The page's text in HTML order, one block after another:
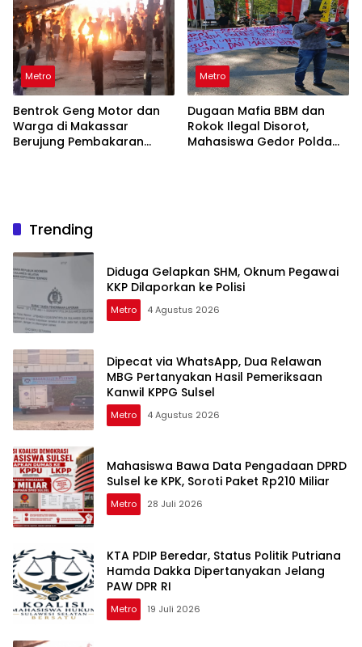
Metro
Bentrok Geng Motor dan
Warga di Makassar
Berujung Pembakaran
Metro
Dugaan Mafia BBM dan
Rokok Ilegal Disorot,
Mahasiswa Gedor Polda
Trending
Diduga Gelapkan SHM, Oknum Pegawai
KKP Dilaporkan ke Polisi
Metro 4 Agustus 2026
Dipecat via WhatsApp, Dua Relawan
MBG Pertanyakan Hasil Pemeriksaan
Kanwil KPPG Sulsel
Metro 4 Agustus 2026
Mahasiswa Bawa Data Pengadaan DPRD
Sulsel ke KPK, Soroti Paket Rp210 Miliar
Metro 28 Juli 2026
KTA PDIP Beredar, Status Politik Putriana
Hamda Dakka Dipertanyakan Jelang
PAW DPR RI
Metro 19 Juli 2026